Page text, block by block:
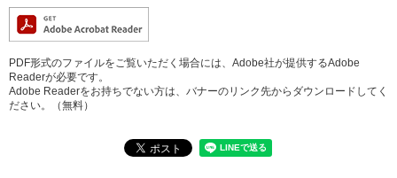
PDF形式のファイルをご覧いただく場合には、Adobe社が提供するAdobe
Readerが必要です。
Adobe Readerをお持ちでない方は、バナーのリンク先からダウンロードしてく
ださい。（無料）